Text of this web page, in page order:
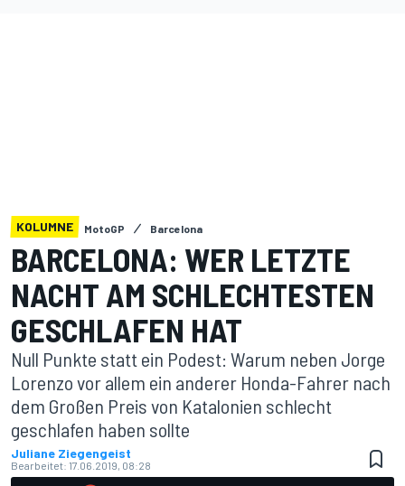
KOLUMNE MotoGP Barcelona
BARCELONA: WER LETZTE
NACHT AM SCHLECHTESTEN
GESCHLAFEN HAT
Null Punkte statt ein Podest: Warum neben Jorge
Lorenzo vor allem ein anderer Honda-Fahrer nach
dem Großen Preis von Katalonien schlecht
geschlafen haben sollte
Juliane Ziegengeist
Bearbeitet: 17.06.2019, 08:28